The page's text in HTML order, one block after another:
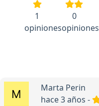
1
opiniones
0
opiniones
Marta Perin
hace 3 años -